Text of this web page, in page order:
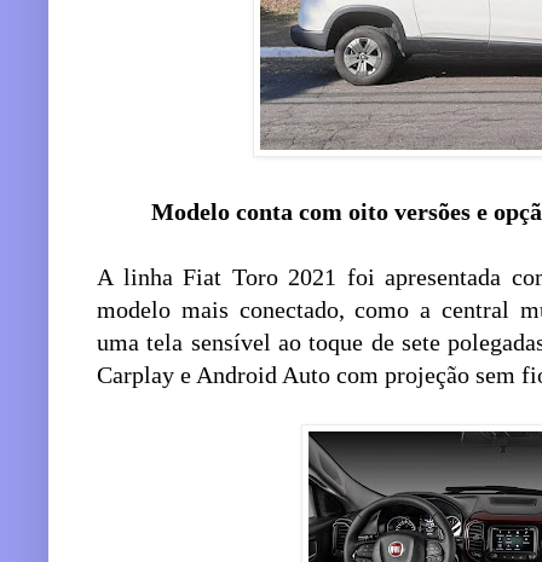
Modelo conta com oito versões e
A linha Fiat Toro 2021 foi apresentada
modelo mais conectado, como a central
uma tela sensível ao toque de sete
Carplay e Android Auto com projeção sem